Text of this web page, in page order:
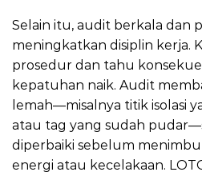
Selain itu, audit berkala dan
meningkatkan disiplin kerja.
prosedur dan tahu
kepatuhan naik. Audit
lemah—misalnya titik isolasi
atau tag yang sudah
diperbaiki sebelum
energi atau kecelakaan.